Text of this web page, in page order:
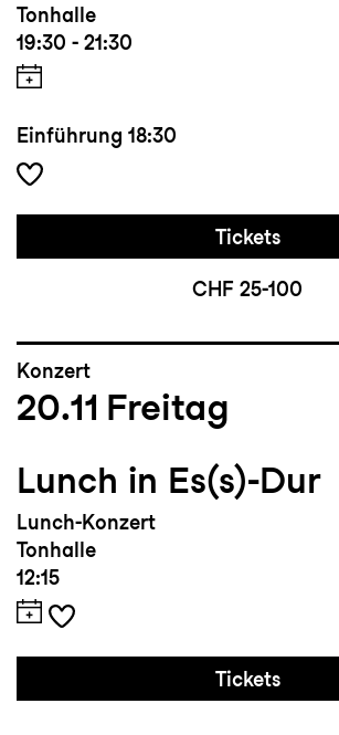
Tonhalle
19:30 - 21:30
Einführung 18:30
Tickets
CHF 25-100
Konzert
20.11 Freitag
Lunch in Es(s)-Dur
Lunch-Konzert
Tonhalle
12:15
Tickets